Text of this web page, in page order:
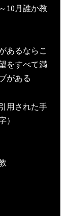
10月誰か教
あるならこ
をすべて満
がある
用された手
）